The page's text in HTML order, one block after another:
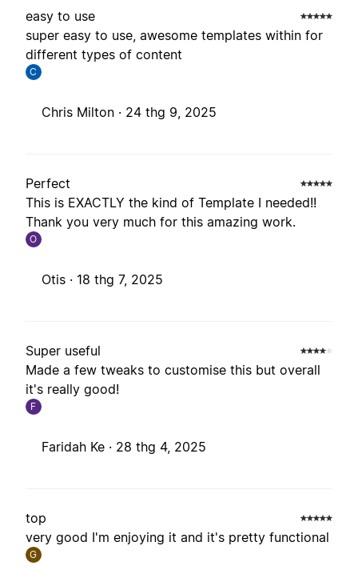
easy to use
super easy to use, awesome templates within for
different types of content
C
Chris Milton · 24 thg 9, 2025
Perfect
This is EXACTLY the kind of Template I needed!!
Thank you very much for this amazing work.
O
Otis · 18 thg 7, 2025
Super useful
Made a few tweaks to customise this but overall
it's really good!
F
Faridah Ke · 28 thg 4, 2025
top
very good I'm enjoying it and it's pretty functional
G